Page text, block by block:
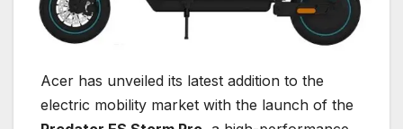
Acer has unveiled its latest addition to the
electric mobility market with the launch of the